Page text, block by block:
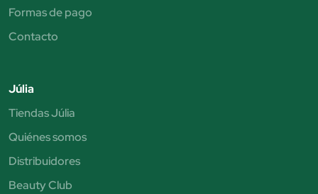
Formas de pago
Contacto
Júlia
Tiendas Júlia
Quiénes somos
Distribuidores
Beauty Club